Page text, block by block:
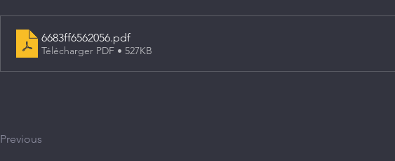
6683ff6562056.pdf
Télécharger PDF • 527KB
Previous